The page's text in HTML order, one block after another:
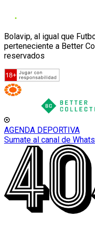
Bolavip, al igual que
perteneciente a Better
reservados
AGENDA DEPORTIVA
Sumate al canal de